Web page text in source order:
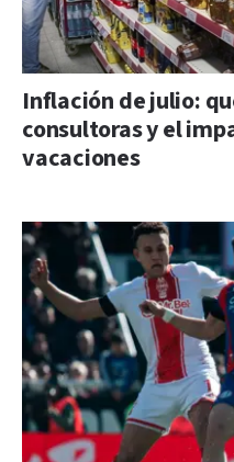
Inflación de julio:
consultoras y el
vacaciones